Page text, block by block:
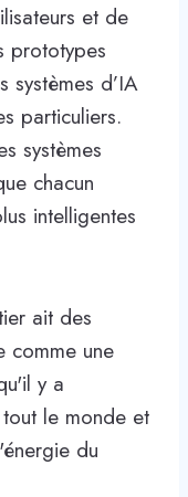
et de
prototypes
systèmes d’IA
particuliers.
systèmes
chacun
intelligentes
ait des
comme une
y a
le monde et
du